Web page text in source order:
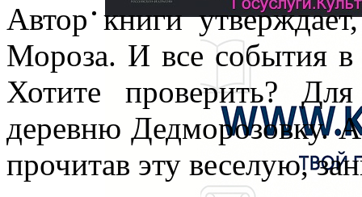
Автор книги
Мороза. И все события в
Хотите проверить?
деревню Дедморозовку.
прочитав эту веселую,